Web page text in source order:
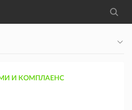
И КОМПЛАЕНС